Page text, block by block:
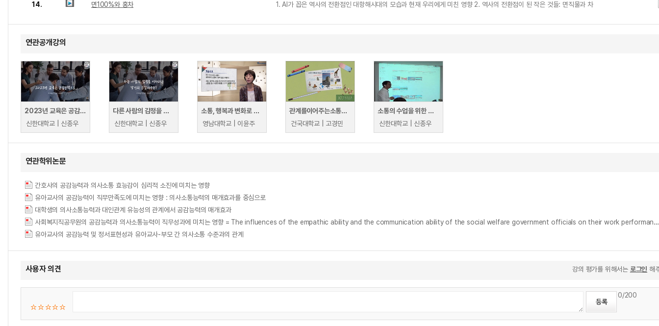
14. 면100%와 홍차 1. AI가 꼽은 역사의 전환점인 대항해시대의 모습과 현재 우리에게 미친 영향 2. 역사의 전환점이 된 작은 것들: 면직물과 차
연관공개강의
2023년 교육은 공감능력으로
신한대학교 | 신종우
다른 사람의 감정을 이해하는 당신의 공감능력 지수는
신한대학교 | 신종우
소통, 행복과 변화로 가는 길
영남대학교 | 이윤주
관계를이어주는소통의교양학
건국대학교 | 고경민
소통의 수업을 위한 스마트 교수법 특강 (가톨릭관동대학교)
신한대학교 | 신종우
연관학위논문
간호사의 공감능력과 의사소통 효능감이 심리적 소진에 미치는 영향
유아교사의 공감능력이 직무만족도에 미치는 영향 : 의사소통능력의 매개효과를 중심으로
대학생의 의사소통능력과 대인관계 유능성의 관계에서 공감능력의 매개효과
사회복지직공무원의 공감능력과 의사소통능력이 직무성과에 미치는 영향 = The influences of the empathic ability and the communication ability of the social welfare government officials on their work performances.
유아교사의 공감능력 및 정서표현성과 유아교사-부모 간 의사소통 수준과의 관계
사용자 의견 강의 평가를 위해서는 로그인 해
0/200